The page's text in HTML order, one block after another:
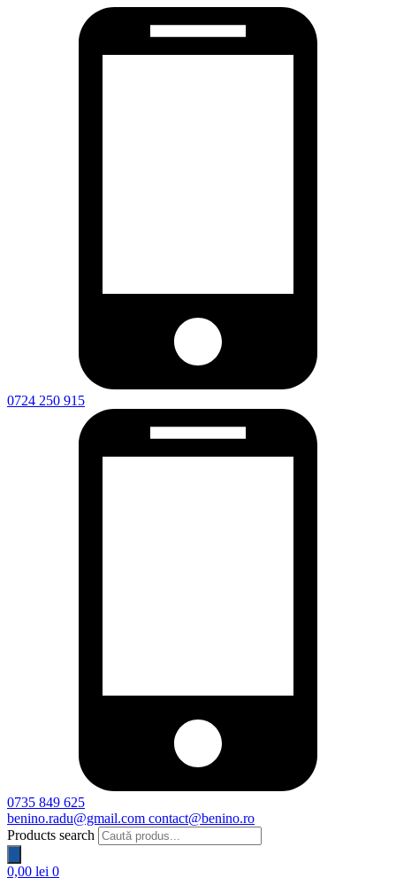
0724 250 915
0735 849 625
benino.radu@gmail.com contact@benino.ro
Products search
0,00 lei 0